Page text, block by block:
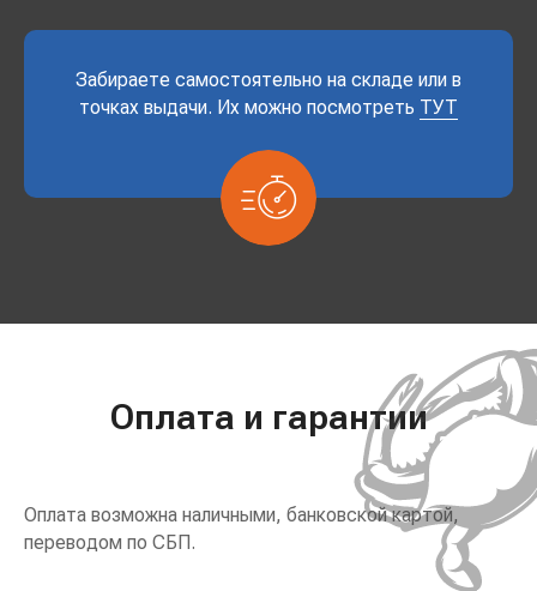
Забираете самостоятельно на складе или в
точках выдачи. Их можно посмотреть ТУТ
Оплата и гарантии
Оплата возможна наличными, банковской картой,
переводом по СБП.